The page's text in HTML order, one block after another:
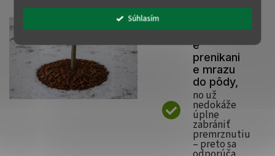
Súhlasím
nižšie)
spomaľuj
e
prenikani
e mrazu
do pôdy,
no už
nedokáže
úplne
zabrániť
premrznutiu
– preto sa